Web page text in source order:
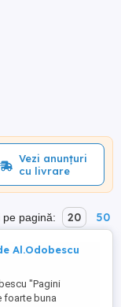
Vezi anunțuri
cu livrare
pe pagină: 20 50
Al.Odobescu
"Pagini
foarte buna